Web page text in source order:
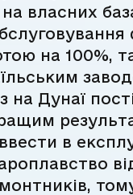
власних
на 100%,
на Дунаї
в